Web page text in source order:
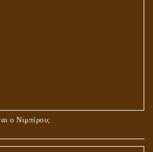
ο Νιμπίρου;